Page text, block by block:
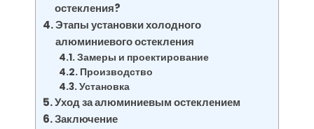
остекления?
Этапы установки холодного
алюминиевого остекления
Замеры и проектирование
Производство
Установка
Уход за алюминиевым остеклением
Заключение